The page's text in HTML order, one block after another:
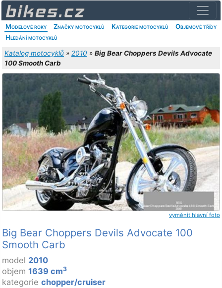
Modelové roky Značky motocyklů Kategorie motocyklů
Objemové třídy
Hledání motocyklů
Katalog motocyklů » 2010 » Big Bear Choppers Devils Advocate
100 Smooth Carb
vyměnit hlavní foto
Big Bear Choppers Devils Advocate 100
Smooth Carb
model 2010
objem 1639 cm3
kategorie chopper/cruiser